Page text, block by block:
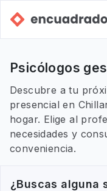
Psicólogos
Descubre a tu
presencial en
hogar. Elige al
necesidades y
conveniencia.
¿Buscas alguna